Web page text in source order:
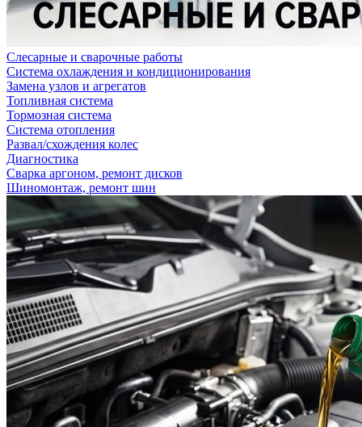
Слесарные и сварочные работы
Система охлаждения и кондиционирования
Замена узлов и агрегатов
Топливная система
Тормозная система
Система отопления
Развал/схождения колес
Диагностика
Сварка аргоном, ремонт дисков
Шиномонтаж, ремонт шин